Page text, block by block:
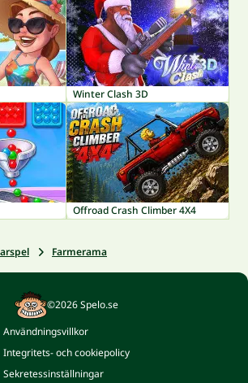
Winter Clash 3D
Offroad Crash Climber 4X4
Farmerama
©2026 Spelo.se
Användningsvillkor
Integritets- och cookiepolicy
Sekretessinställningar